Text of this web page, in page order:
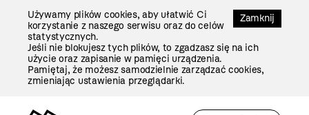
Zamknij
Używamy plików cookies, aby ułatwić Ci
korzystanie z naszego serwisu oraz do celów
statystycznych.
Jeśli nie blokujesz tych plików, to zgadzasz się na ich
użycie oraz zapisanie w pamięci urządzenia.
Pamiętaj, że możesz samodzielnie zarządzać cookies,
zmieniając ustawienia przeglądarki.